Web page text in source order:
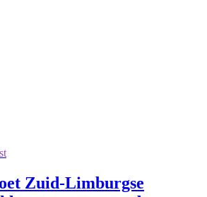
Zuid-Limburgse